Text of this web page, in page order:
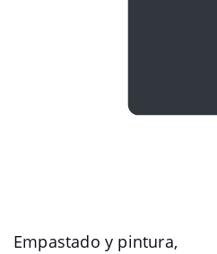
Empastado y pintura,